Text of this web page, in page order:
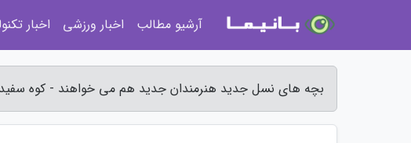
بچه های نسل جدید هنرمندان جدید هم می خواهند - کوه سفید
آرشیو مطالب اخبار ورزشی اخبار